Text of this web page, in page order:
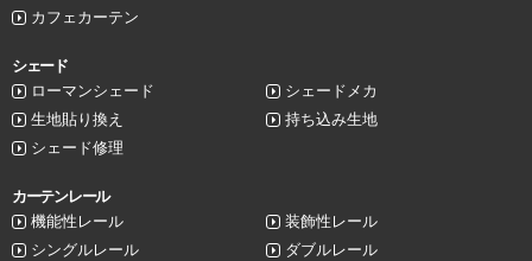
カフェカーテン
シェード
ローマンシェード
シェードメカ
生地貼り換え
持ち込み生地
シェード修理
カーテンレール
機能性レール
装飾性レール
シングルレール
ダブルレール